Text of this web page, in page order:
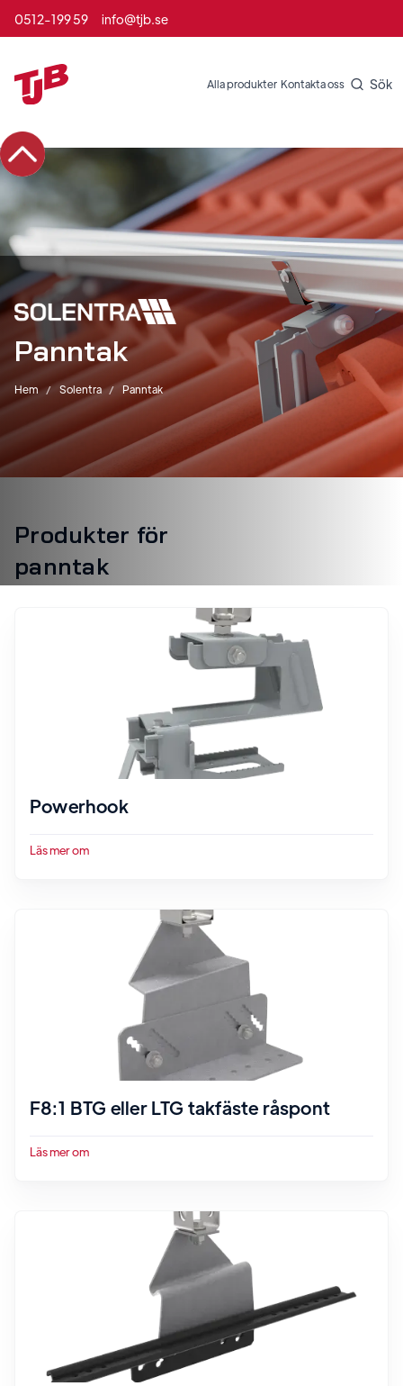
0512-199 59 info@tjb.se
Alla produkter Kontakta oss Sök
Panntak
Hem / Solentra / Panntak
Produkter för
panntak
Powerhook
Läs mer om
F8:1 BTG eller LTG takfäste råspont
Läs mer om